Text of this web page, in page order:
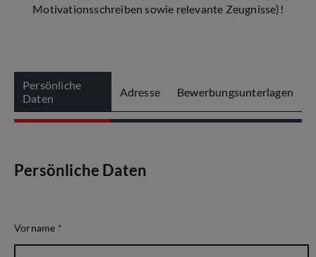
Motivationsschreiben sowie relevante Zeugnisse)!
Persönliche
Daten
Adresse Bewerbungsunterlagen
Persönliche Daten
Vorname *